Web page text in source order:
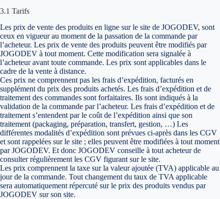
3.1 Tarifs
Les prix de vente des produits en ligne sur le site de JOGODEV, sont
ceux en vigueur au moment de la passation de la commande par
l’acheteur. Les prix de vente des produits peuvent être modifiés par
JOGODEV à tout moment. Cette modification sera signalée à
l’acheteur avant toute commande. Les prix sont applicables dans le
cadre de la vente à distance.
Ces prix ne comprennent pas les frais d’expédition, facturés en
supplément du prix des produits achetés. Les frais d’expédition et de
traitement des commandes sont forfaitaires. Ils sont indiqués à la
validation de la commande par l’acheteur. Les frais d’expédition et de
traitement s’entendent par le coût de l’expédition ainsi que son
traitement (packaging, préparation, transfert, gestion, …) Les
différentes modalités d’expédition sont prévues ci-après dans les CGV
et sont rappelées sur le site ; elles peuvent être modifiées à tout moment
par JOGODEV. Et donc JOGODEV conseille à tout acheteur de
consulter régulièrement les CGV figurant sur le site.
Les prix comprennent la taxe sur la valeur ajoutée (TVA) applicable au
jour de la commande. Tout changement du taux de TVA applicable
sera automatiquement répercuté sur le prix des produits vendus par
JOGODEV sur son site.